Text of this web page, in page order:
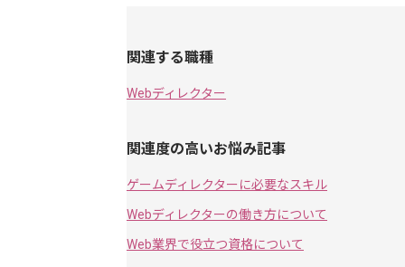
関連する職種
Webディレクター
関連度の高いお悩み記事
ゲームディレクターに必要なスキル
Webディレクターの働き方について
Web業界で役立つ資格について